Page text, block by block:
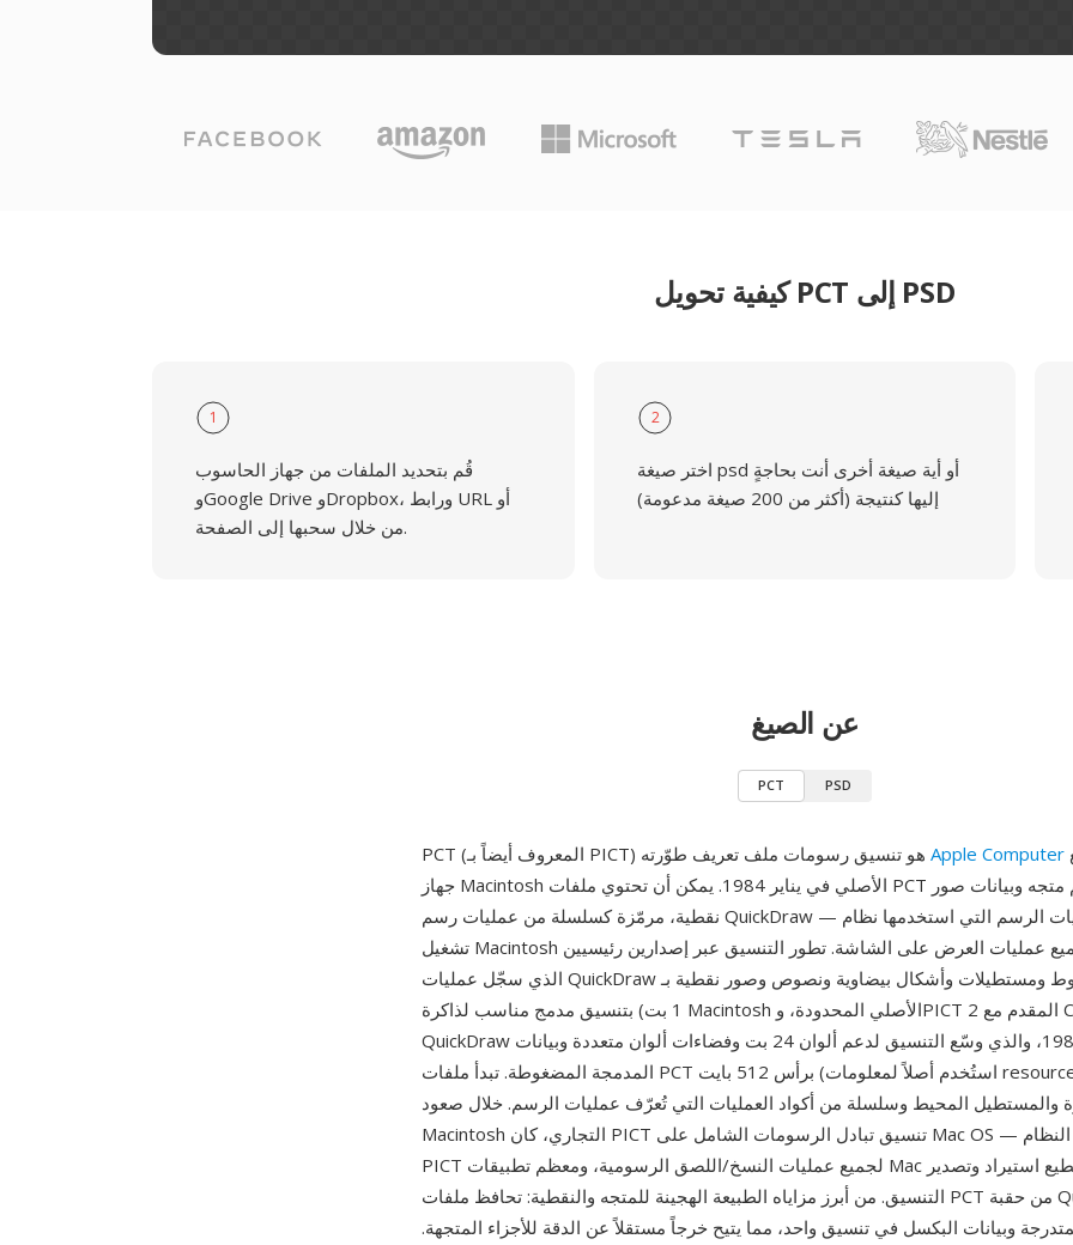
كيفية تحويل PCT إلى PSD
1
قُم بتحديد الملفات من جهاز الحاسوب
وGoogle Drive وDropbox، ورابط URL أو
من خلال سحبها إلى الصفحة.
2
اختر صيغة psd أو أية صيغة أخرى أنت بحاجةٍ
إليها كنتيجة (أكثر من 200 صيغة مدعومة)
عن الصيغ
PCT PSD
Apple Computer
جهاز Macintosh الأصلي في يناير 1984. يمكن أن تحتوي ملفات PCT على أوامر رسم متجه وبيانات صور
نقطية، مرمّزة كسلسلة من عمليات رسم QuickDraw — نفس بدائيات الرسم التي استخدمها نظام
تشغيل Macintosh لجميع عمليات العرض على الشاشة. تطور التنسيق عبر إصدارين رئيسيين: PICT 1
الذي سجّل عمليات QuickDraw الأساسية (خطوط ومستطيلات وأشكال بيضاوية ونصوص وصور نقطية بـ
1 بت) بتنسيق مدمج مناسب لذاكرة Macintosh الأصلي المحدودة، وPICT 2 المقدم مع Color
QuickDraw في 1987، والذي وسّع التنسيق لدعم ألوان 24 بت وفضاءات ألوان متعددة وبيانات JPEG
المدمجة المضغوطة. تبدأ ملفات PCT برأس 512 بايت (استُخدم أصلاً لمعلومات resource fork)، يليه
والمستطيل المحيط وسلسلة من أكواد العمليات التي تُعرّف عمليات الرسم. خلال صعود
Macintosh التجاري، كان PICT تنسيق تبادل الرسومات الشامل على Mac OS — استخدم حافظة النظام
PICT لجميع عمليات النسخ/اللصق الرسومية، ومعظم تطبيقات Mac كانت تستطيع استيراد وتصدير
التنسيق. من أبرز مزاياه الطبيعة الهجينة للمتجه والنقطية: تحافظ ملفات PCT من حقبة QuickDraw على
وبيانات البكسل في تنسيق واحد، مما يتيح خرجاً مستقلاً عن الدقة للأجزاء المتجهة.